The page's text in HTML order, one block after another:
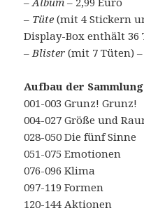
– Tüte (mit 4 Stickern
Display-Box enthält 36
–Blister (mit 7 Tüten) –
Aufbau der Sammlung
001-003 Grunz! Grunz!
004-027 Größe und
028-050 Die fünf Sinne
051-075 Emotionen
076-096 Klima
097-119 Formen
120-144 Aktionen